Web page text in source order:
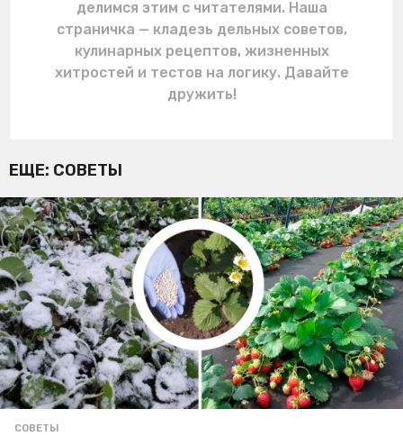
делимся этим с читателями. Наша
страничка — кладезь дельных советов,
кулинарных рецептов, жизненных
хитростей и тестов на логику. Давайте
дружить!
ЕЩЕ: СОВЕТЫ
СОВЕТЫ